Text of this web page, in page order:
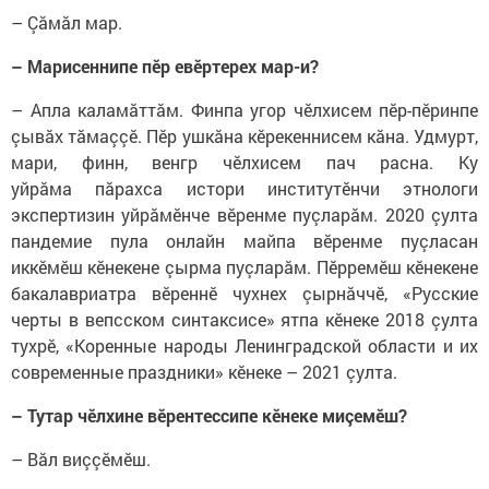
– Çăмăл мар.
– Марисеннипе пӗр евӗртерех мар-и?
– Апла каламăттăм. Финпа угор чӗлхисем пӗр-пӗринпе
çывăх тăмаççӗ. Пӗр ушкăна кӗрекеннисем кăна. Удмурт,
мари, финн, венгр чӗлхисем пач расна. Ку
уйрăма пăрахса истори институтӗнчи этнологи
экспертизин уйрăмӗнче вӗренме пуçларăм. 2020 çулта
пандемие пула онлайн майпа вӗренме пуçласан
иккӗмӗш кӗнекене çырма пуçларăм. Пӗрремӗш кӗнекене
бакалавриатра вӗреннӗ чухнех çырнăччӗ, «Русские
черты в вепсском синтаксисе» ятпа кӗнеке 2018 çулта
тухрӗ, «Коренные народы Ленинградской области и их
современные праздники» кӗнеке – 2021 çулта.
– Тутар чӗлхине вӗрентессипе кӗнеке миçемӗш?
– Вăл виççӗмӗш.